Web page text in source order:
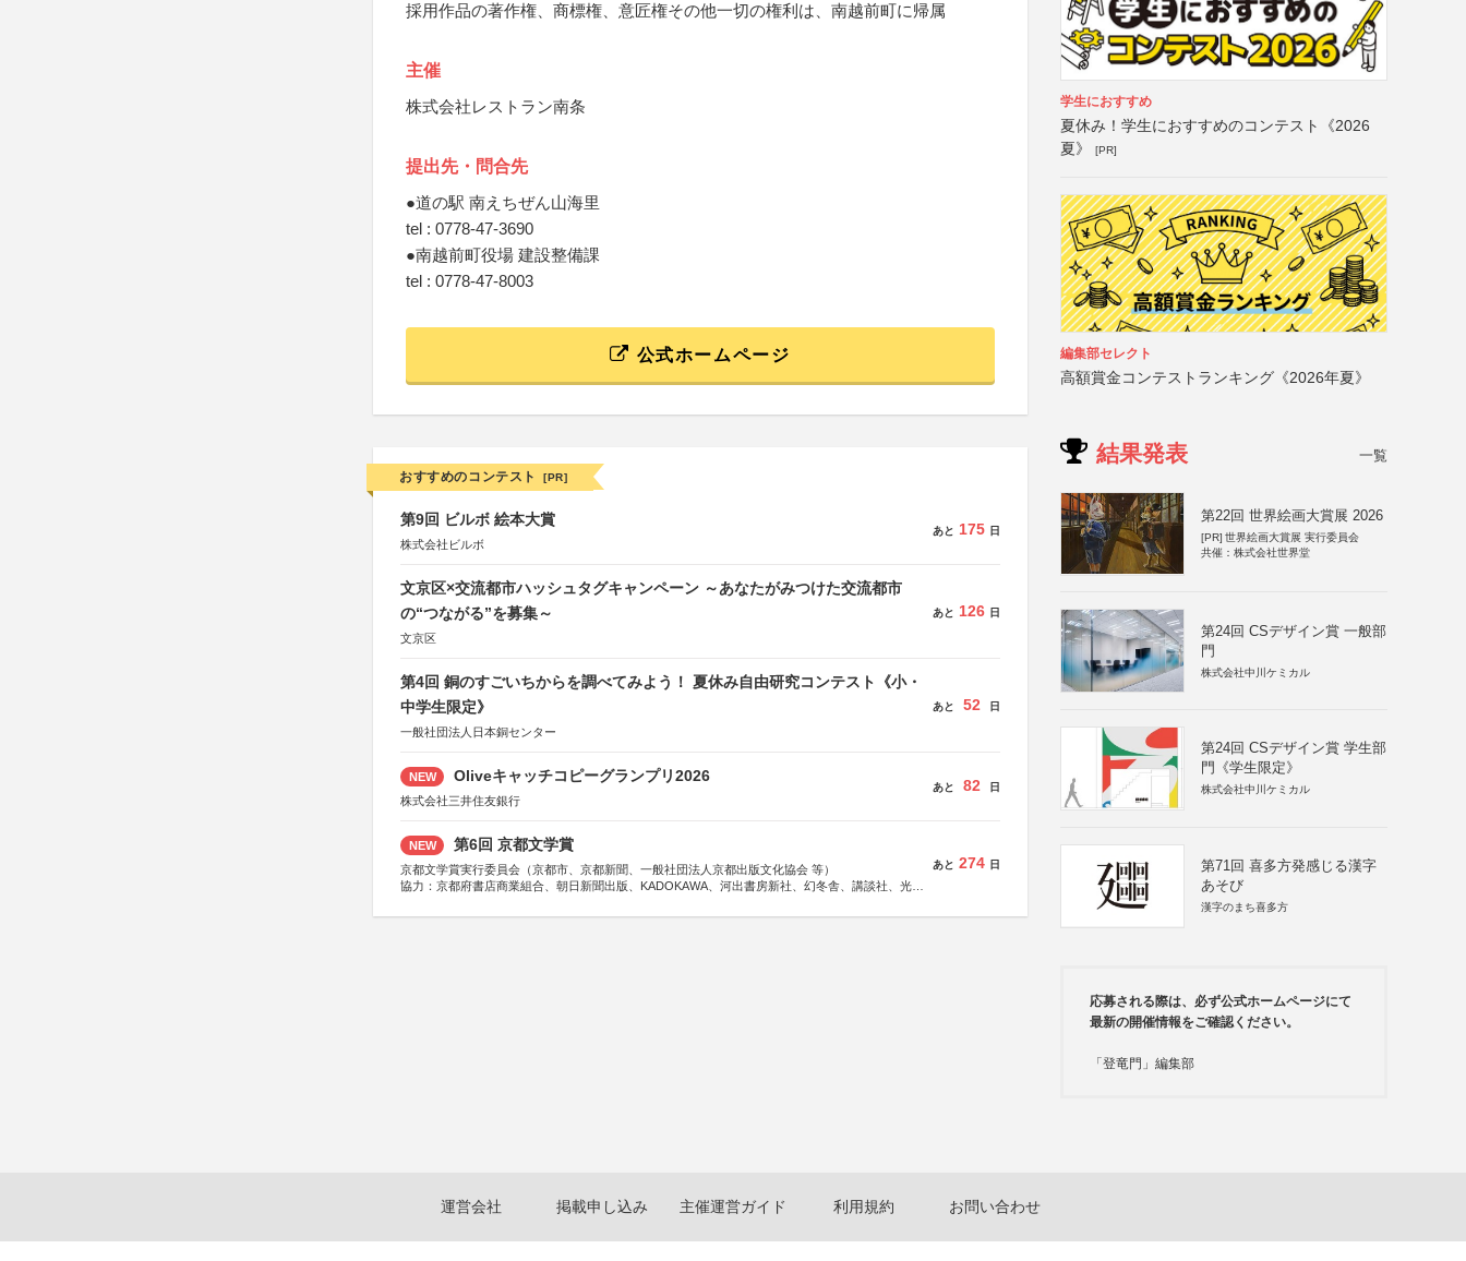
採用作品の著作権、商標権、意匠権その他一切の権利は、南越前町に帰属
主催
株式会社レストラン南条
提出先・問合先
●道の駅 南えちぜん山海里
tel : 0778-47-3690
●南越前町役場 建設整備課
tel : 0778-47-8003
公式ホームページ
おすすめのコンテスト [PR]
第9回 ビルボ 絵本大賞
株式会社ビルボ
あと 175 日
文京区×交流都市ハッシュタグキャンペーン ～あなたがみつけた交流都市
の“つながる”を募集～
文京区
あと 126 日
第4回 銅のすごいちからを調べてみよう！ 夏休み自由研究コンテスト《小・
中学生限定》
一般社団法人日本銅センター
あと 52 日
NEW Oliveキャッチコピーグランプリ2026
株式会社三井住友銀行
あと 82 日
NEW 第6回 京都文学賞
京都文学賞実行委員会（京都市、京都新聞、一般社団法人京都出版文化協会 等）
協力：京都府書店商業組合、朝日新聞出版、KADOKAWA、河出書房新社、幻冬舎、講談社、光文
研究所、双葉社、文藝春秋、ポプラ社、毎日新聞出版
あと 274 日
学生におすすめ
夏休み！学生におすすめのコンテスト《2026
夏》
[PR]
編集部セレクト
高額賞金コンテストランキング《2026年夏》
結果発表 一覧
第22回 世界絵画大賞展 2026
[PR] 世界絵画大賞展 実行委員会
共催：株式会社世界堂
第24回 CSデザイン賞 一般部
門
株式会社中川ケミカル
第24回 CSデザイン賞 学生部
門《学生限定》
株式会社中川ケミカル
第71回 喜多方発感じる漢字
あそび
漢字のまち喜多方
応募される際は、必ず公式ホームページにて
最新の開催情報をご確認ください。
「登竜門」編集部
運営会社 掲載申し込み 主催運営ガイド 利用規約 お問い合わせ